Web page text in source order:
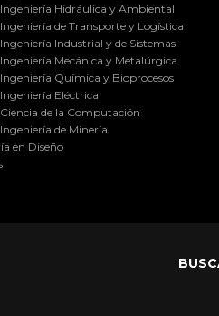
Hidráulica y Ambiental
de Transporte y Logística
Industrial y de Sistemas
Mecánica y Metalúrgica
Química y Bioprocesos
Eléctrica
de la Computación
de Minería
en Diseño